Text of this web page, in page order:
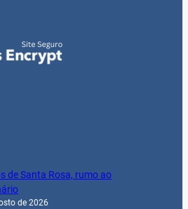
de Santa Rosa, rumo ao
de 2026